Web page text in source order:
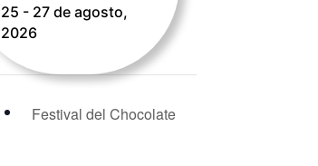
25 - 27 de agosto,
2026
Festival del Chocolate